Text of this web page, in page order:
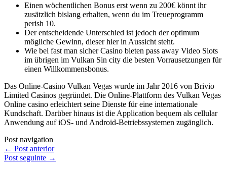
Einen wöchentlichen Bonus erst wenn zu 200€ könnt ihr
zusätzlich bislang erhalten, wenn du im Treueprogramm
perish 10.
Der entscheidende Unterschied ist jedoch der optimum
mögliche Gewinn, dieser hier in Aussicht steht.
Wie bei fast man sicher Casino bieten pass away Video Slots
im übrigen im Vulkan Sin city die besten Vorrausetzungen für
einen Willkommensbonus.
Das Online-Casino Vulkan Vegas wurde im Jahr 2016 von Brivio
Limited Casinos gegründet. Die Online-Plattform des Vulkan Vegas
Online casino erleichtert seine Dienste für eine internationale
Kundschaft. Darüber hinaus ist die Application bequem als cellular
Anwendung auf iOS- und Android-Betriebssystemen zugänglich.
Post navigation
← Post anterior
Post seguinte →